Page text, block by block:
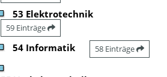
53 Elektrotechnik
59 Einträge
54 Informatik 58 Einträge